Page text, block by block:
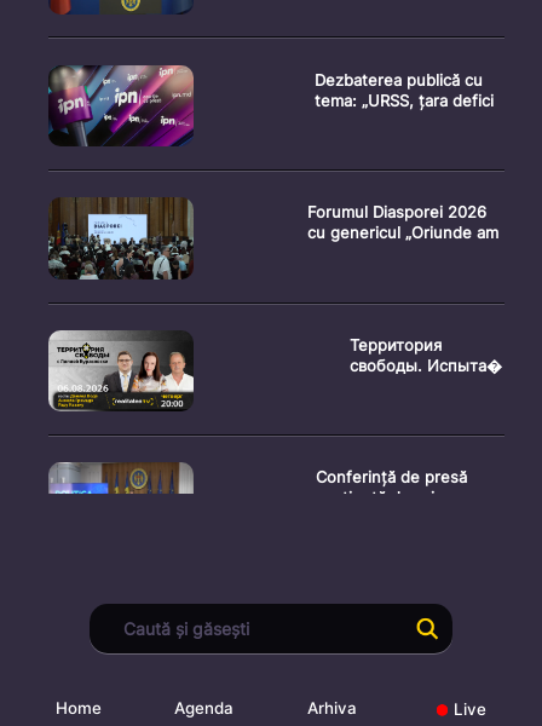
Dezbaterea publică cu
tema: „URSS, țara defici
Forumul Diasporei 2026
cu genericul „Oriunde am
Территория
свободы. Испыта�
Conferință de presă
susținută de prim-
Ședința Consiliului
Superior al Procurorilor
din
Home Agenda Arhiva Live